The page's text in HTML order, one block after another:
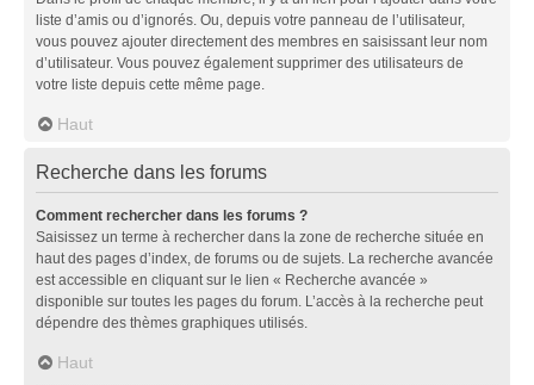
liste d’amis ou d’ignorés. Ou, depuis votre panneau de l’utilisateur,
vous pouvez ajouter directement des membres en saisissant leur nom
d’utilisateur. Vous pouvez également supprimer des utilisateurs de
votre liste depuis cette même page.
Haut
Recherche dans les forums
Comment rechercher dans les forums ?
Saisissez un terme à rechercher dans la zone de recherche située en
haut des pages d’index, de forums ou de sujets. La recherche avancée
est accessible en cliquant sur le lien « Recherche avancée »
disponible sur toutes les pages du forum. L’accès à la recherche peut
dépendre des thèmes graphiques utilisés.
Haut